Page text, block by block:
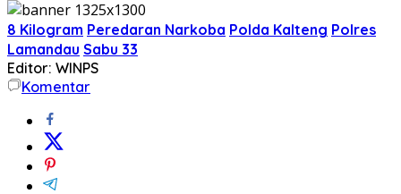
8 Kilogram Peredaran Narkoba Polda Kalteng Polres
Lamandau Sabu 33
Editor: WINPS
Komentar